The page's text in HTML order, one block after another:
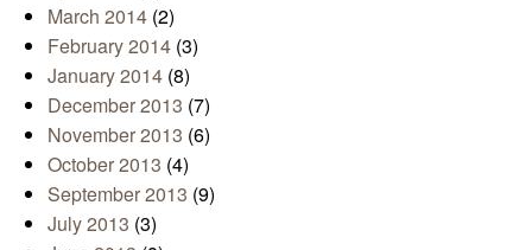
March 2014 (2)
February 2014 (3)
January 2014 (8)
December 2013 (7)
November 2013 (6)
October 2013 (4)
September 2013 (9)
July 2013 (3)